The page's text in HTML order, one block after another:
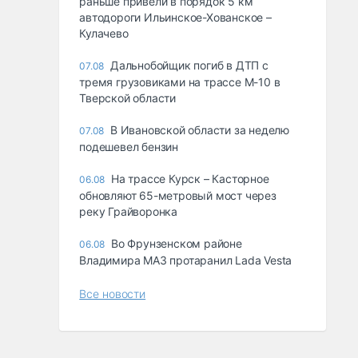
автодороги Ильинское-Хованское –
Кулачево
07.08 Дальнобойщик погиб в ДТП с
тремя грузовиками на трассе М-10 в
Тверской области
07.08 В Ивановской области за неделю
подешевел бензин
06.08 На трассе Курск – Касторное
обновляют 65-метровый мост через
реку Грайворонка
06.08 Во Фрунзенском районе
Владимира МАЗ протаранил Lada Vesta
Все новости